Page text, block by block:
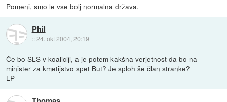
Pomeni, smo le vse bolj normalna država.
Phil
::24. okt 2004, 20:19
Če bo SLS v koaliciji, a je potem kakšna verjetnost da bo na
minister za kmetijstvo spet But? Je sploh še član stranke?
LP